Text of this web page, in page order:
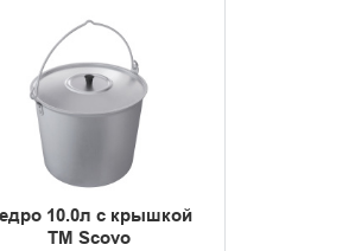
10.0л с крышкой
ТМ Scovo